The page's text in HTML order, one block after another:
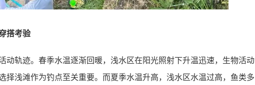
搭考验
动轨迹。春季水温逐渐回暖，浅水区在阳光照射下升温迅速，生物活动
择浅滩作为钓点至关重要。而夏季水温升高，浅水区水温过高，鱼类多